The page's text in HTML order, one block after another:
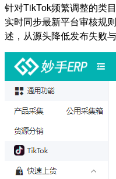
针对TikTok频繁调整的类
实时同步最新平台审核规
述，从源头降低发布失败